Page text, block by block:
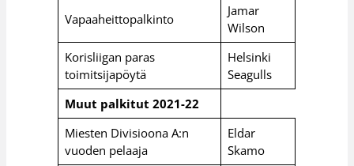
Vapaaheittopalkinto
Jamar
Wilson
Korisliigan paras
toimitsijapöytä
Helsinki
Seagulls
Muut palkitut 2021-22
Miesten Divisioona A:n
vuoden pelaaja
Eldar
Skamo